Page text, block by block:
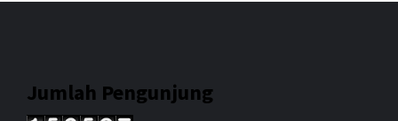
Jumlah Pengunjung